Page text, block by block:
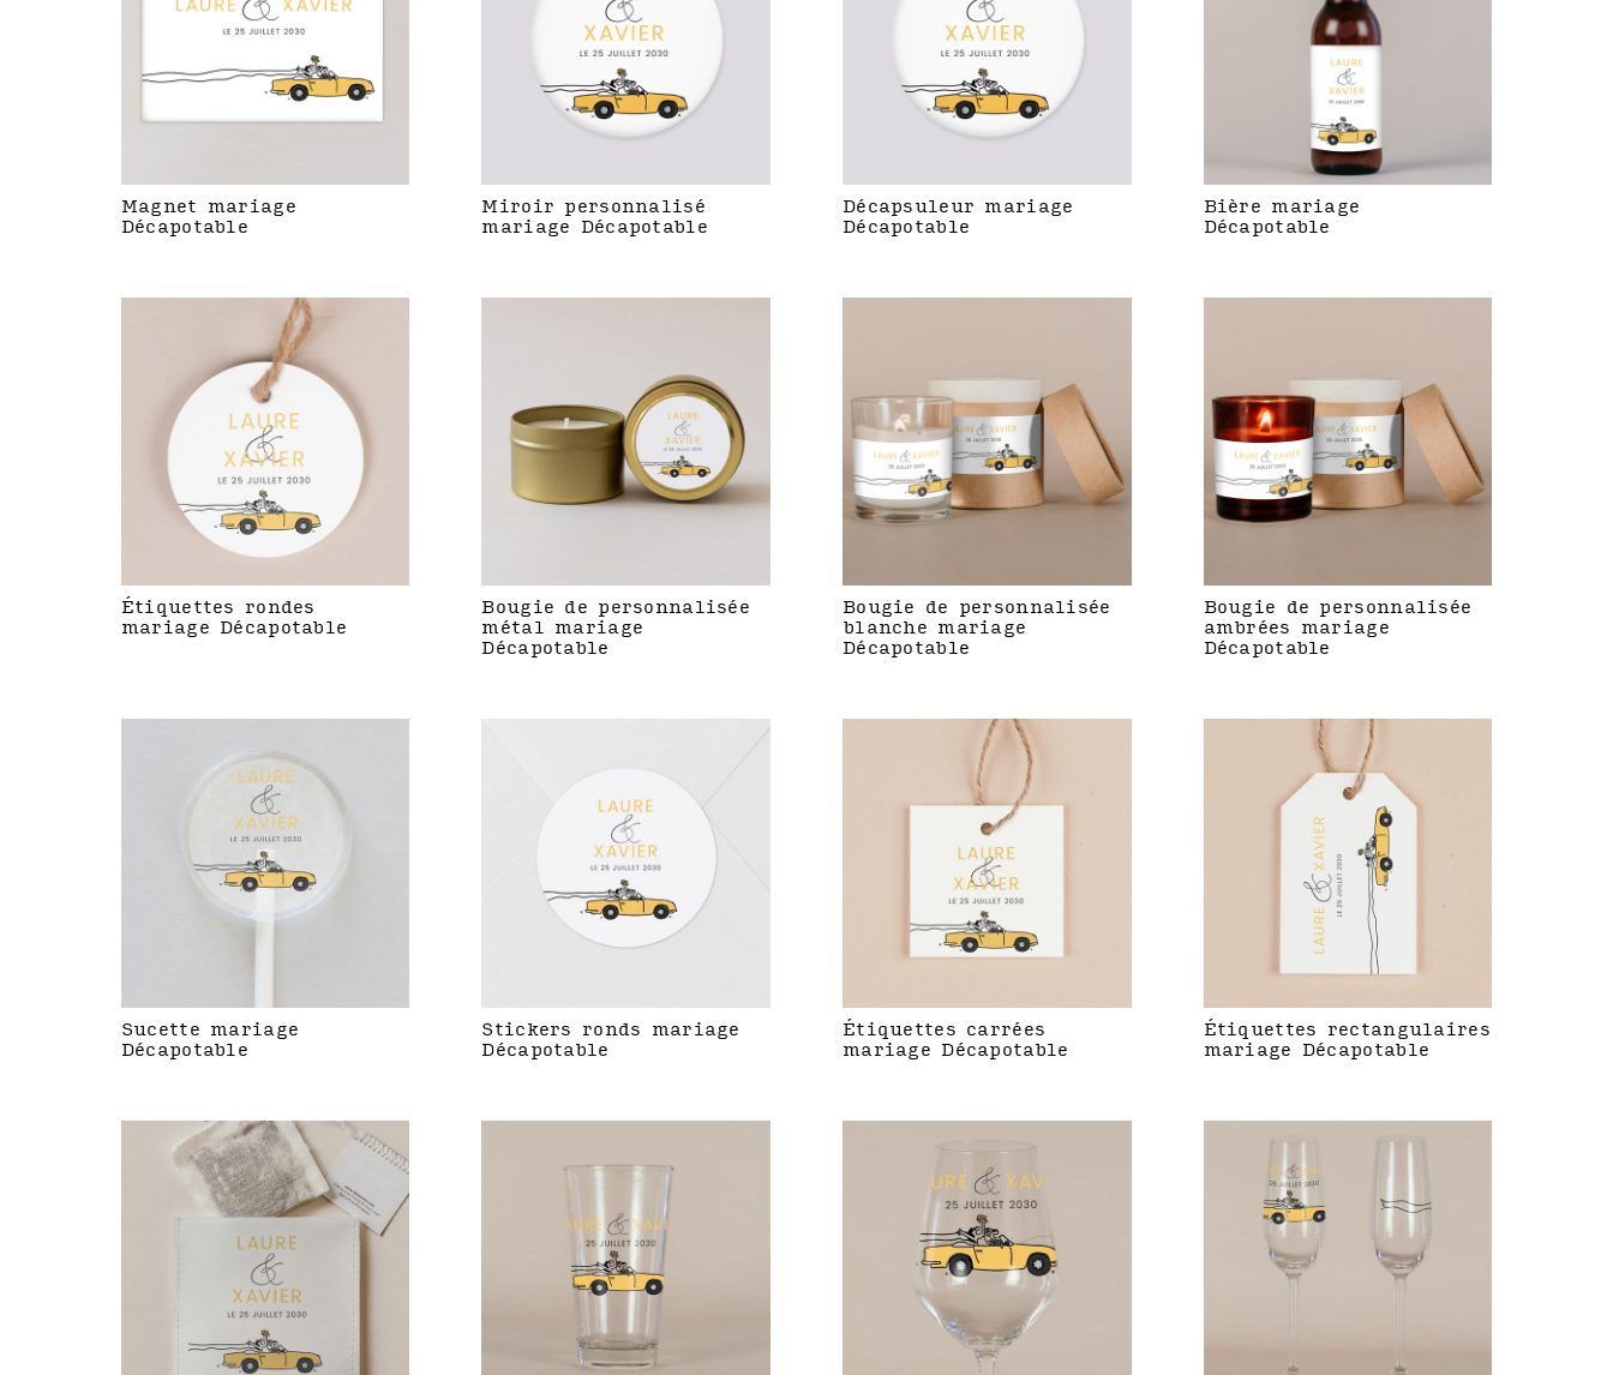
Magnet mariage
Décapotable
Miroir personnalisé
mariage Décapotable
Décapsuleur mariage
Décapotable
Bière mariage
Décapotable
Étiquettes rondes
mariage Décapotable
Bougie de personnalisée
métal mariage
Décapotable
Bougie de personnalisée
blanche mariage
Décapotable
Bougie de personnalisée
ambrées mariage
Décapotable
Sucette mariage
Décapotable
Stickers ronds mariage
Décapotable
Étiquettes carrées
mariage Décapotable
Étiquettes rectangulaires
mariage Décapotable